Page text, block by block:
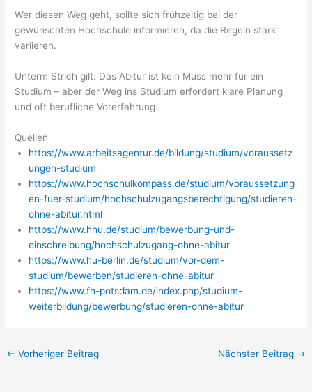
Wer diesen Weg geht, sollte sich frühzeitig bei der
gewünschten Hochschule informieren, da die Regeln stark
variieren.
Unterm Strich gilt: Das Abitur ist kein Muss mehr für ein
Studium – aber der Weg ins Studium erfordert klare Planung
und oft berufliche Vorerfahrung.
Quellen
https://www.arbeitsagentur.de/bildung/studium/voraussetz
ungen-studium
https://www.hochschulkompass.de/studium/voraussetzung
en-fuer-studium/hochschulzugangsberechtigung/studieren-
ohne-abitur.html
https://www.hhu.de/studium/bewerbung-und-
einschreibung/hochschulzugang-ohne-abitur
https://www.hu-berlin.de/studium/vor-dem-
studium/bewerben/studieren-ohne-abitur
https://www.fh-potsdam.de/index.php/studium-
weiterbildung/bewerbung/studieren-ohne-abitur
← Vorheriger Beitrag Nächster Beitrag →